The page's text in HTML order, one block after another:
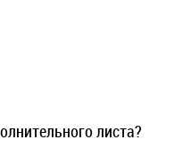
листа?